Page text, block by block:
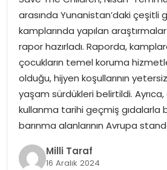
MAGAZIN
arasında Yunanistan’daki çeşitli
kamplarında yapılan
rapor hazırladı. Raporda,
çocukların temel koruma
olduğu, hijyen koşullarının
yaşam sürdükleri belirtildi. Ayrıca,
kullanma tarihi geçmiş gıdalarla
barınma alanlarının Avrupa
Milli Taraf
16 Aralık 2024